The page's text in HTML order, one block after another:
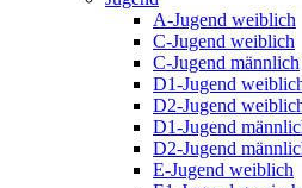
A-Jugend weiblich
C-Jugend weiblich
C-Jugend männlich
D1-Jugend
D2-Jugend
D1-Jugend
D2-Jugend
E-Jugend weiblich